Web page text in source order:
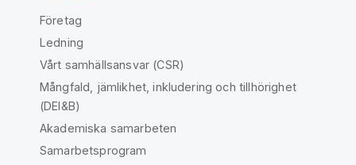
Företag
Ledning
Vårt samhällsansvar (CSR)
Mångfald, jämlikhet, inkludering och tillhörighet
(DEI&B)
Akademiska samarbeten
Samarbetsprogram